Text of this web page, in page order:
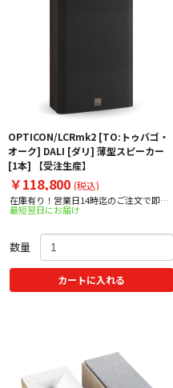
OPTICON/LCRmk2 [TO:トゥバゴ・
オーク] DALI [ダリ] 薄型スピーカー
[1本] 【受注生産】
￥118,800 (税込)
在庫有り！営業日14時迄のご注文で即日
出荷！
最短翌日にお届け
数量
カートに入れる